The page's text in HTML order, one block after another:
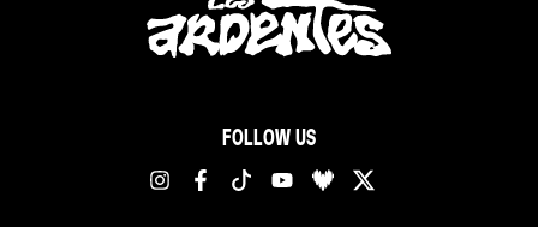
FOLLOW US